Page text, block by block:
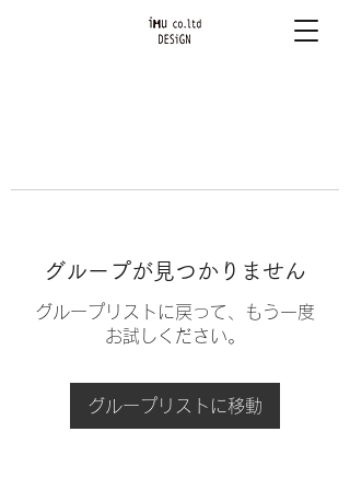
グループが見つかりません
グループリストに戻って、もう一度
お試しください。
グループリストに移動